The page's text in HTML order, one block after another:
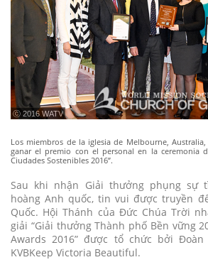
ⓒ 2016 WATV
Los miembros de la iglesia de Melbourne,
ganar el premio con el personal en la ceremonia
Ciudades Sostenibles 2016”.
Sau khi nhận Giải thưởng phụng sự
hoàng Anh quốc, tin vui được truyền
Quốc. Hội Thánh của Đức Chúa Trời
giải “Giải thưởng Thành phố Bền vững
Awards 2016” được tổ chức bởi
KVBKeep Victoria Beautiful.